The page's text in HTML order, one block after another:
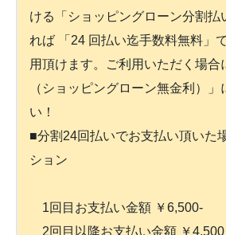
ける「ショッピングローン分割払
れば 「24 回払い迄手数料無料」
用頂けます。ご利用いただく場合
（ショッピングローン無金利）」
い！
■分割24回払いでお支払い頂いた
ション
1回目お支払い金額 ￥6,500-
2回目以降お支払い金額 ￥4,500